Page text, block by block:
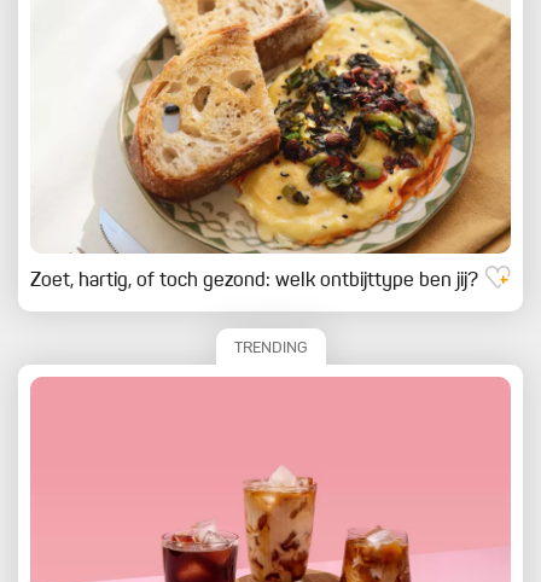
Zoet, hartig, of toch gezond: welk ontbijttype ben jij?
TRENDING